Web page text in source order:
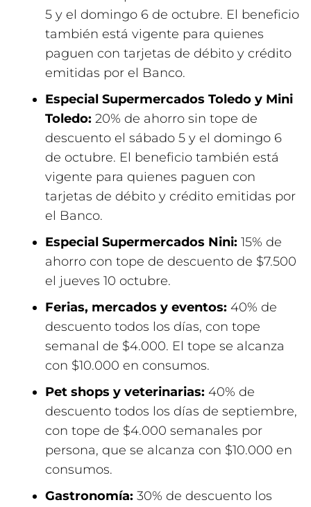
5 y el domingo 6 de octubre. El beneficio
también está vigente para quienes
paguen con tarjetas de débito y crédito
emitidas por el Banco.
Especial Supermercados Toledo y Mini
Toledo: 20% de ahorro sin tope de
descuento el sábado 5 y el domingo 6
de octubre. El beneficio también está
vigente para quienes paguen con
tarjetas de débito y crédito emitidas por
el Banco.
Especial Supermercados Nini: 15% de
ahorro con tope de descuento de $7.500
el jueves 10 octubre.
Ferias, mercados y eventos: 40% de
descuento todos los días, con tope
semanal de $4.000. El tope se alcanza
con $10.000 en consumos.
Pet shops y veterinarias: 40% de
descuento todos los días de septiembre,
con tope de $4.000 semanales por
persona, que se alcanza con $10.000 en
consumos.
Gastronomía: 30% de descuento los